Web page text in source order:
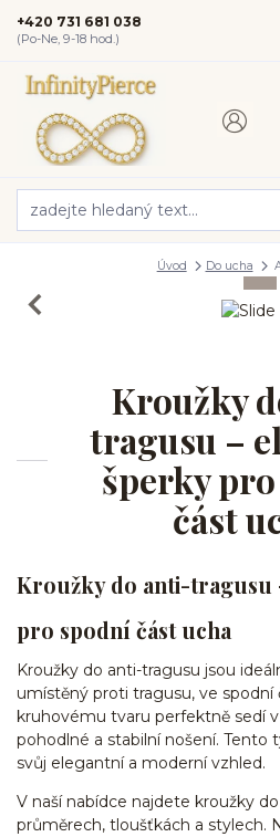
+420 731 681 038
(Po-Ne, 9-18 hod.)
Úvod Do ucha
Kroužky
tragusu –
šperky
část
Kroužky do anti-tragusu
pro spodní část ucha
Kroužky do anti-tragusu jsou
umístěný proti tragusu, ve spodní
kruhovému tvaru perfektně sedí
pohodlné a stabilní nošení. Tento
svůj elegantní a moderní vzhled.
V naší nabídce najdete kroužky
průměrech, tloušťkách a stylech.